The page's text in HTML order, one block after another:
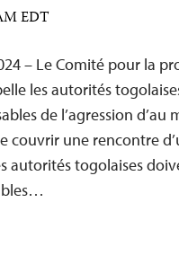
EDT
– Le Comité pour la
les autorités
de l’agression d’au
couvrir une rencontre
autorités togolaises